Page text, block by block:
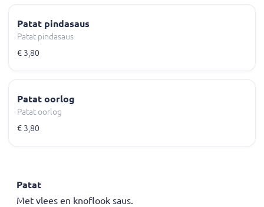
Patat pindasaus
Patat pindasaus
€ 3,80
Patat oorlog
Patat oorlog
€ 3,80
Patat
Met vlees en knoflook saus.